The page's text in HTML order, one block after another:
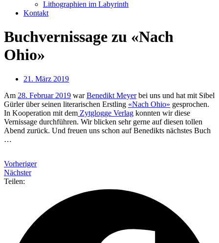
Lithographien im Labyrinth
Kontakt
Buchvernissage zu «Nach
Ohio»
21. März 2019
Am 28. Februar 2019 warBenedikt Meyerbei uns und hat mit Sibel
Gürler über seinen literarischen Erstling «Nach Ohio» gesprochen.
In Kooperation mit dem Zytglogge Verlag konnten wir diese
Vernissage durchführen. Wir blicken sehr gerne auf diesen tollen
Abend zurück. Und freuen uns schon auf Benedikts nächstes Buch
…
Vorheriger
Nächster
Teilen: